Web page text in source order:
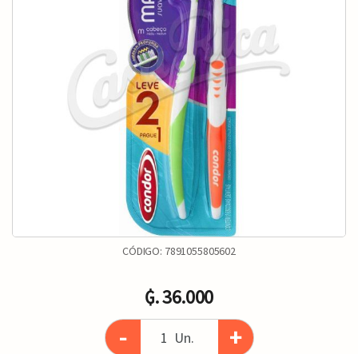
CÓDIGO: 7891055805602
₲. 36.000
- Un. +